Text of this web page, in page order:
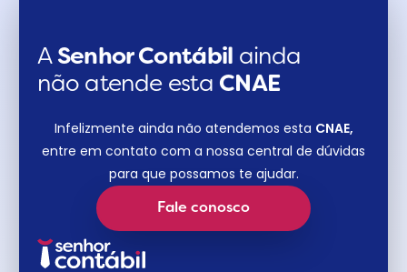
A Senhor Contábil ainda
não atende esta CNAE​
Infelizmente ainda não atendemos esta CNAE,
entre em contato com a nossa central de dúvidas
para que possamos te ajudar.
Fale conosco